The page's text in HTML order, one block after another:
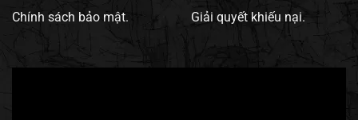
Chính sách bảo mật. Giải quyết khiếu nại.